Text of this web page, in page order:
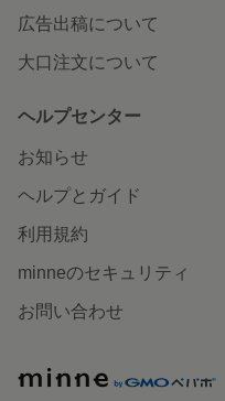
広告出稿について
大口注文について
ヘルプセンター
お知らせ
ヘルプとガイド
利用規約
minneのセキュリティ
お問い合わせ